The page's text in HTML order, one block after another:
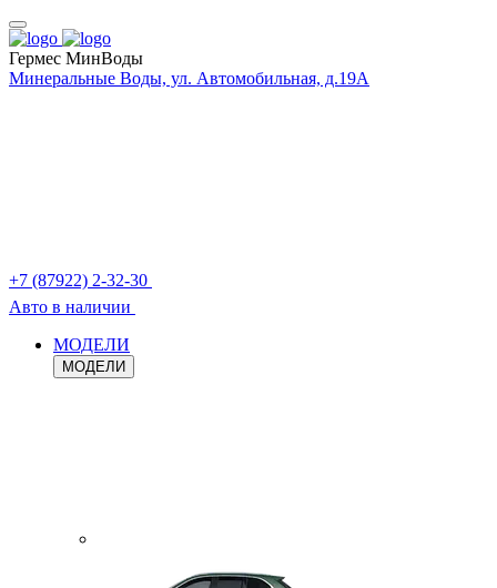
Гермес МинВоды
Минеральные Воды, ул. Автомобильная, д.19А
+7 (87922) 2-32-30
Авто в наличии
МОДЕЛИ
МОДЕЛИ